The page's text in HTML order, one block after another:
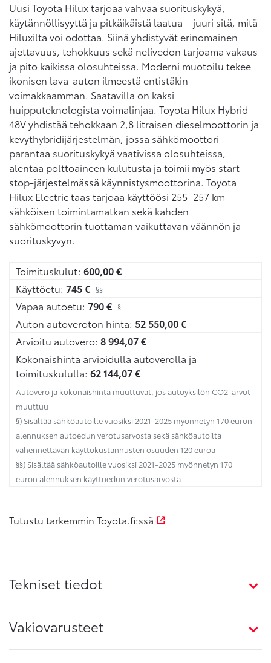
Uusi Toyota Hilux tarjoaa vahvaa suorituskykyä,
käytännöllisyyttä ja pitkäikäistä laatua – juuri sitä, mitä
Hiluxilta voi odottaa. Siinä yhdistyvät erinomainen
ajettavuus, tehokkuus sekä nelivedon tarjoama vakaus
ja pito kaikissa olosuhteissa. Moderni muotoilu tekee
ikonisen lava-auton ilmeestä entistäkin
voimakkaamman. Saatavilla on kaksi
huipputeknologista voimalinjaa. Toyota Hilux Hybrid
48V yhdistää tehokkaan 2,8 litraisen dieselmoottorin ja
kevythybridijärjestelmän, jossa sähkömoottori
parantaa suorituskykyä vaativissa olosuhteissa,
alentaa polttoaineen kulutusta ja toimii myös start–
stop-järjestelmässä käynnistysmoottorina. Toyota
Hilux Electric taas tarjoaa käyttöösi 255–257 km
sähköisen toimintamatkan sekä kahden
sähkömoottorin tuottaman vaikuttavan väännön ja
suorituskyvyn.
Toimituskulut: 600,00€
Käyttöetu: 745€ §§
Vapaa autoetu: 790€ §
Auton autoveroton hinta: 52 550,00€
Arvioitu autovero: 8 994,07€
Kokonaishinta arvioidulla autoverolla ja
toimituskululla: 62 144,07€
Autovero ja kokonaishinta muuttuvat, jos autoyksilön CO2-arvot
muuttuu
§) Sisältää sähköautoille vuosiksi 2021-2025 myönnetyn 170 euron
alennuksen autoedun verotusarvosta sekä sähköautoilta
vähennettävän käyttökustannusten osuuden 120 euroa
§§) Sisältää sähköautoille vuosiksi 2021-2025 myönnetyn 170
euron alennuksen käyttöedun verotusarvosta
Tutustu tarkemmin Toyota.fi:ssä
Tekniset tiedot
Vakiovarusteet